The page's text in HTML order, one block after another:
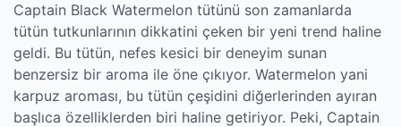
Captain Black Watermelon tütünü son zamanlarda
tütün tutkunlarının dikkatini çeken bir yeni trend haline
geldi. Bu tütün, nefes kesici bir deneyim sunan
benzersiz bir aroma ile öne çıkıyor. Watermelon yani
karpuz aroması, bu tütün çeşidini diğerlerinden ayıran
başlıca özelliklerden biri haline getiriyor. Peki, Captain